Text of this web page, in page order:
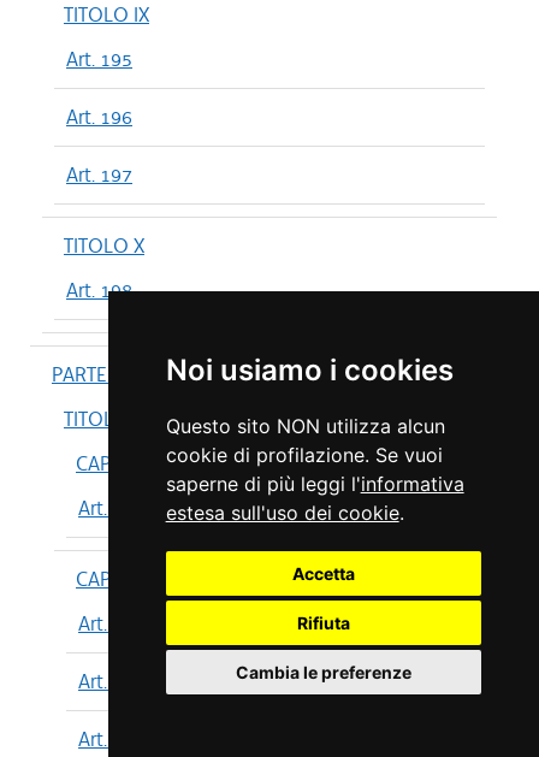
Noi usiamo i cookies
Questo sito NON utilizza alcun
cookie di profilazione. Se vuoi
saperne di più leggi l'informativa
estesa sull'uso dei cookie.
Accetta
Rifiuta
Cambia le preferenze
TITOLO IX
Art. 195
Art. 196
Art. 197
TITOLO X
Art. 198
PARTE IV
TITOLO I
CAPO I
Art. 199
CAPO II
Art. 200
Art. 201
Art. 202